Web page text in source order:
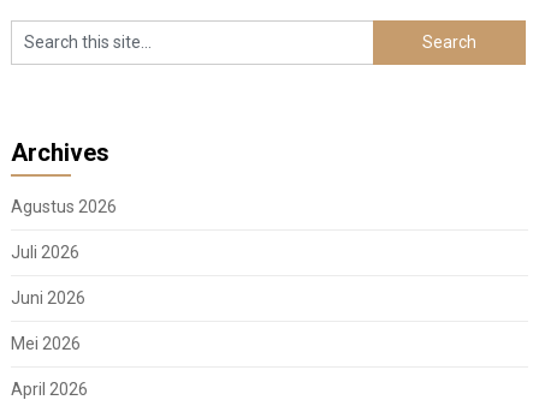
Archives
Agustus 2026
Juli 2026
Juni 2026
Mei 2026
April 2026